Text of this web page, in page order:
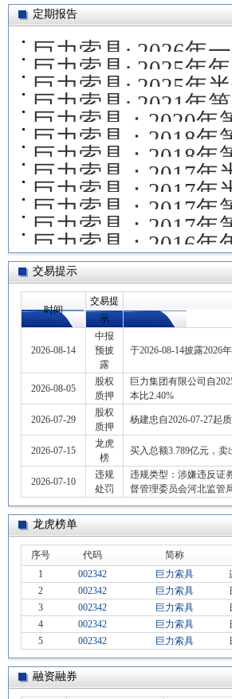
事先告知书》的公
定期报告
巨力索具: 2026年
巨力索具: 2025年
巨力索具: 2025年
巨力索具: 2021年
巨力索具：2020年
巨力索具：2018年
巨力索具：2018年
巨力索具：2017年
巨力索具：2017年
巨力索具：2017年
巨力索具：2017年
巨力索具：2016年
交易提示
时间
交易提
示
2026-08-14
中报
预披
露
于2026-08-14披露2026
2026-08-05
股权
质押
巨力集团有限公司自
本比2.40%
2026-07-29
股权
质押
杨建忠自2026-07-27起
2026-07-15
龙虎
榜
买入总额3.789亿元，
2026-07-10
违规
处罚
违规类型：涉嫌违反证
督管理委员会河北监管
龙虎榜单
序号 代码
简称
1
002342 巨力索具
2
002342 巨力索具
3
002342 巨力索具
4
002342 巨力索具
5
002342 巨力索具
融资融券